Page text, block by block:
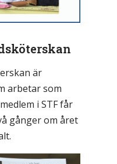
är
arbetar som
i STF får
gånger om året